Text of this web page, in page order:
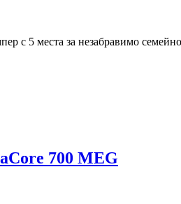
с 5 места за незабравимо
700 MEG